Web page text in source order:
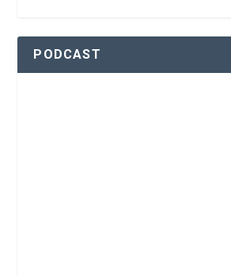
PODCAST